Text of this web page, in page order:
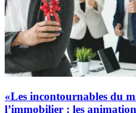
«Les incontournables du
l’immobilier : les